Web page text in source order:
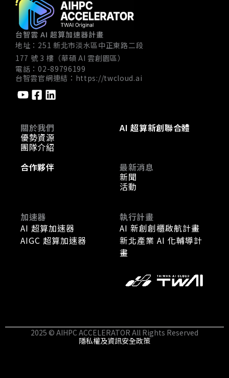
責投資諮詢、募資計畫協助、採購代辦、案源彙整、審查
及投後管理，提升方案成效。
台智雲 AI 超算加速器計畫
地址：251 新北市淡水區中正東路二段
177 號 3 樓（華碩 AI 雲創園區）
電話：02-89796199
台智雲官網連結： https://twcloud.ai
關於我們
優勢資源
團隊介紹
AI 超算新創聯合體
合作夥伴 最新消息
新聞
活動
加速器
AI 超算加速器
AIGC 超算加速器
執行計畫
AI 新創創櫃啟航計畫
新北產業 AI 化輔導計
畫
2025 © AIHPC ACCELERATOR All Rights Reserved
隱私權及資訊安全政策